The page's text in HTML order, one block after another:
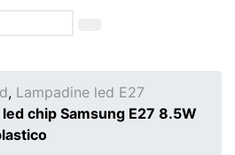
, Lampadine led E27
chip Samsung E27 8.5W